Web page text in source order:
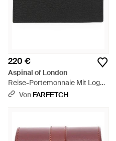
220 €
Aspinal of London
Reise-Portemonnaie Mit Logo-
Print - Schwarz
Von FARFETCH